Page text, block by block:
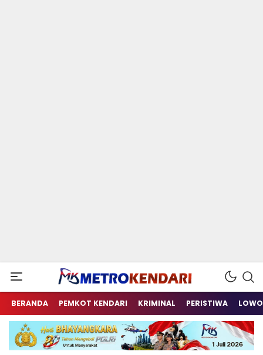
metrokendari
Berita Terkini Sulawesi Tenggara
BERANDA PEMKOT KENDARI KRIMINAL PERISTIWA